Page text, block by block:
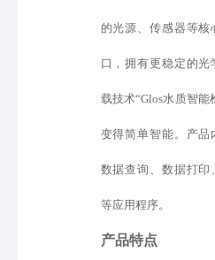
的光源、传感器等核
口 ，拥有更稳定的光
载技术“Glos水质智能
变得简单智能。产品
数据查询、 数据打印
等应用程序。
产品特点